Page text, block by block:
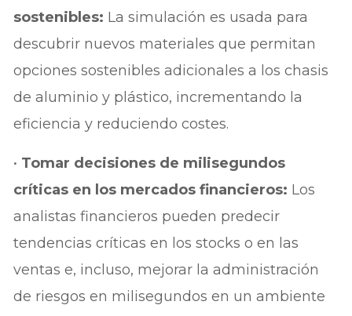
sostenibles: La simulación es usada para
descubrir nuevos materiales que permitan
opciones sostenibles adicionales a los chasis
de aluminio y plástico, incrementando la
eficiencia y reduciendo costes.
• Tomar decisiones de milisegundos
críticas en los mercados financieros: Los
analistas financieros pueden predecir
tendencias críticas en los stocks o en las
ventas e, incluso, mejorar la administración
de riesgos en milisegundos en un ambiente